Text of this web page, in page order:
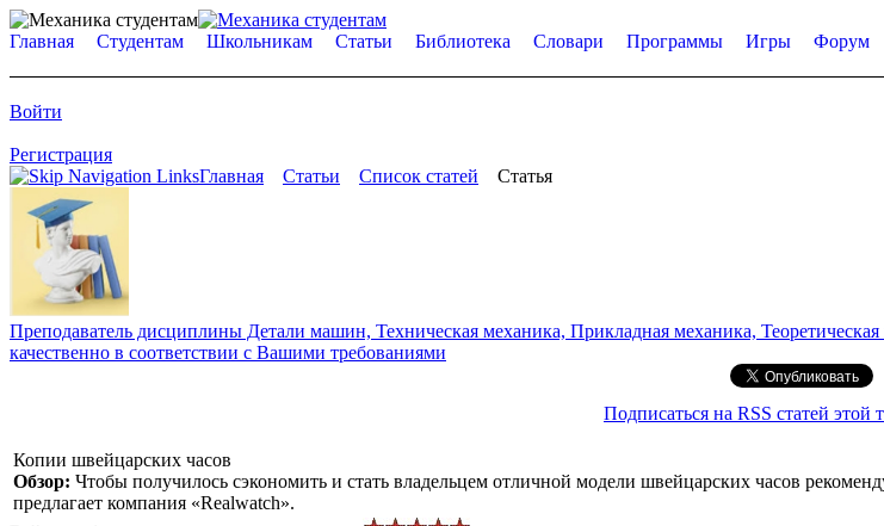
Главная Студентам Школьникам Статьи Библиотека Словари Программы Игры Форум
Войти
Регистрация
Главная
Статьи Список статей Статья
Преподаватель дисциплины Детали машин, Техническая механика, Прикладная механика,
качественно в соответствии с Вашими требованиями
Подписаться на RSS статей этой
Копии швейцарских часов
Обзор: Чтобы получилось сэкономить и стать владельцем отличной модели швейцарских часов
предлагает компания «Realwatch».